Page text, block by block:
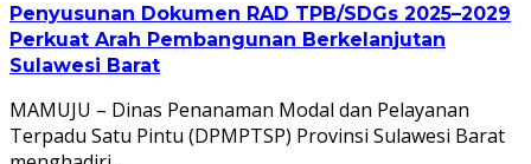
Penyusunan Dokumen RAD TPB/SDGs 2025–2029
Perkuat Arah Pembangunan Berkelanjutan
Sulawesi Barat
MAMUJU – Dinas Penanaman Modal dan Pelayanan
Terpadu Satu Pintu (DPMPTSP) Provinsi Sulawesi Barat